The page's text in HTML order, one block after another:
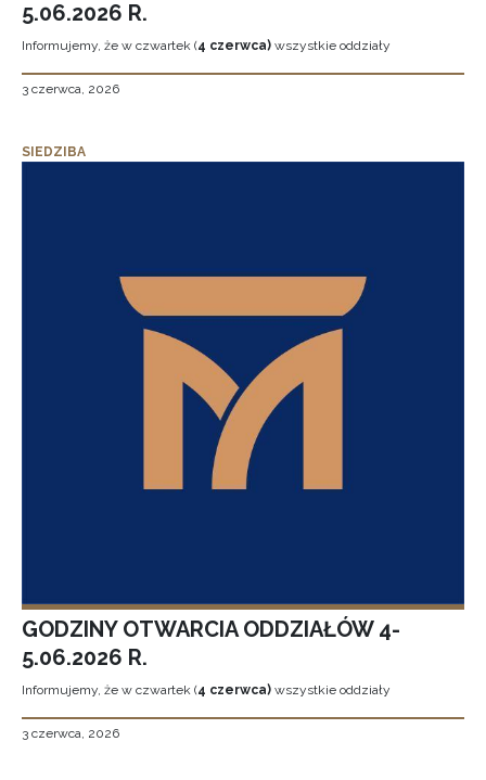
5.06.2026 R.
Informujemy, że w czwartek (4 czerwca) wszystkie oddziały
3 czerwca, 2026
SIEDZIBA
GODZINY OTWARCIA ODDZIAŁÓW 4-
5.06.2026 R.
Informujemy, że w czwartek (4 czerwca) wszystkie oddziały
3 czerwca, 2026